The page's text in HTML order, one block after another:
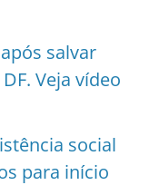
salvar
Veja vídeo
social
para início